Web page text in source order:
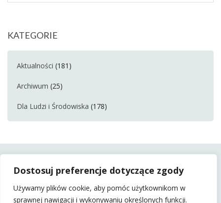
Dostosuj preferencje dotyczące zgody
Używamy plików cookie, aby pomóc użytkownikom w
sprawnej nawigacji i wykonywaniu określonych funkcji.
KATEGORIE
Aktualności (181)
Archiwum (25)
Dla Ludzi i Środowiska (178)